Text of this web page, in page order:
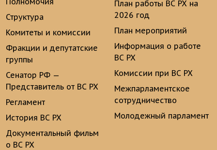
Структура
Комитеты и комиссии
Фракции и депутатские
группы
Сенатор РФ —
Представитель от ВС РХ
Регламент
История ВС РХ
Документальный фильм
о ВС РХ
План работы ВС РХ на
2026 год
План мероприятий
Информация о работе
ВС РХ
Комиссии при ВС РХ
Межпарламентское
сотрудничество
Молодежный парламент